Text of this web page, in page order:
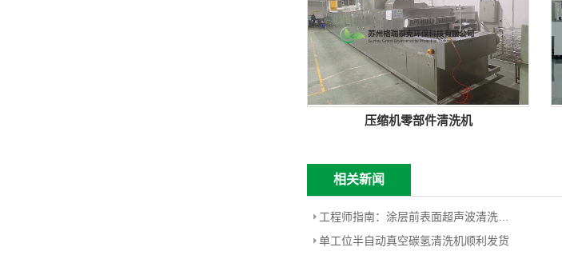
压缩机零部件清洗机
相关新闻
单工位半自动真空碳氢清洗机顺利发货